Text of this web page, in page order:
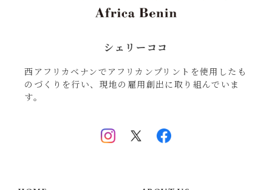
シェリーココ
西アフリカベナンでアフリカンプリントを使用したも
のづくりを行い、現地の雇用創出に取り組んでいま
す。